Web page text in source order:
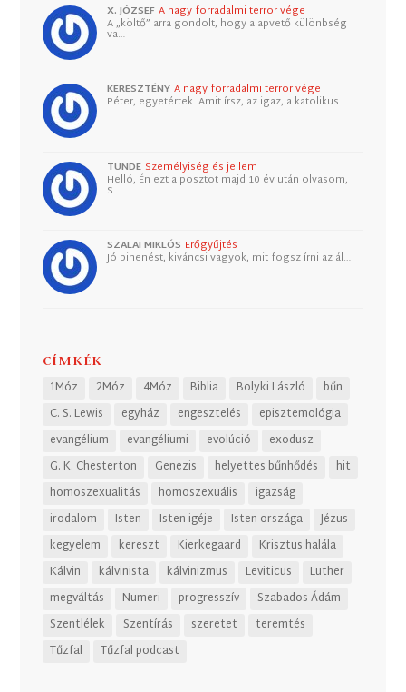
X. JÓZSEF A nagy forradalmi terror vége
A „költő” arra gondolt, hogy alapvető különbség
va…
KERESZTÉNY A nagy forradalmi terror vége
Péter, egyetértek. Amit írsz, az igaz, a katolikus…
TUNDE Személyiség és jellem
Helló, Én ezt a posztot majd 10 év után olvasom,
S…
SZALAI MIKLÓS Erőgyűjtés
Jó pihenést, kiváncsi vagyok, mit fogsz írni az ál…
CÍMKÉK
1Móz 2Móz 4Móz Biblia Bolyki László
bűn
C. S. Lewis
egyház engesztelés
episztemológia
evangélium
evangéliumi evolúció
exodusz
G. K. Chesterton
Genezis helyettes bűnhődés
hit
homoszexualitás
homoszexuális
igazság
irodalom
Isten Isten igéje Isten országa
Jézus
kegyelem
kereszt Kierkegaard
Krisztus halála
Kálvin
kálvinista kálvinizmus Leviticus
Luther
megváltás
Numeri progresszív
Szabados Ádám
Szentlélek
Szentírás szeretet
teremtés
Tűzfal
Tűzfal podcast